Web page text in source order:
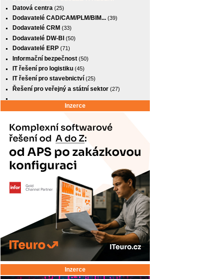
Datová centra (25)
Dodavatelé CAD/CAM/PLM/BIM... (39)
Dodavatelé CRM (33)
Dodavatelé DW-BI (50)
Dodavatelé ERP (71)
Informační bezpečnost (50)
IT řešení pro logistiku (45)
IT řešení pro stavebnictví (25)
Řešení pro veřejný a státní sektor (27)
Inzerce
Inzerce